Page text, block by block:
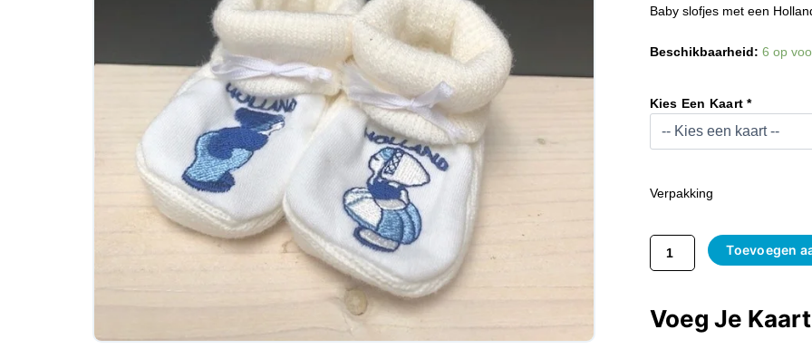
Baby slofjes met een
Beschikbaarheid: 6 op
Kies Een Kaart *
Verpakking
Baby
Kuspaar
Man
Vrouw
Toevoegen
Voeg Je